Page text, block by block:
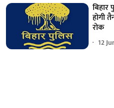
बिहार
होगी
रोक
12